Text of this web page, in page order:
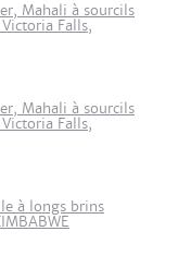
Mahali à sourcils
Falls,
Mahali à sourcils
Falls,
à longs brins